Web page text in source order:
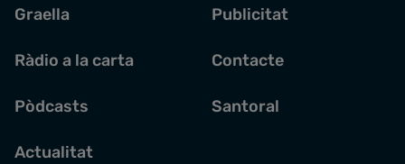
Graella
Ràdio a la carta
Pòdcasts
Actualitat
Publicitat
Contacte
Santoral